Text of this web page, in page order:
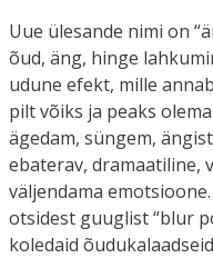
Uue ülesande nimi on
õud, äng, hinge
udune efekt, mille
pilt võiks ja peaks
ägedam, süngem,
ebaterav, dramaatiline,
väljendama
otsidest guuglist “blur
koledaid